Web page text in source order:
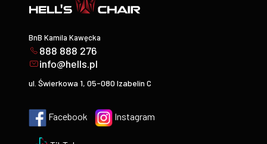
BnB Kamila Kawęcka
888 888 276
info@hells.pl
ul. Świerkowa 1, 05-080 Izabelin C
Facebook Instagram